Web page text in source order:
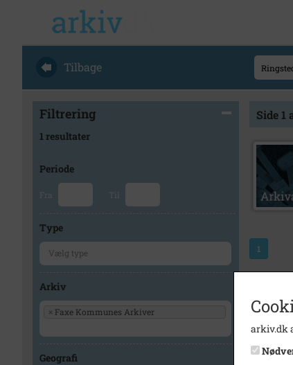
Tilbage
Filtrering
1 resultater
Periode
Fra Til
Type
Arkiv
× Faxe Kommunes Arkiver
Geografi
Side 1
1
arkiv.dk